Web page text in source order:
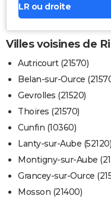
LR ou droite
Villes voisines de
Autricourt (21570)
Belan-sur-Ource
Gevrolles (21520)
Thoires (21570)
Cunfin (10360)
Lanty-sur-Aube (52120)
Montigny-sur-Aube
Grancey-sur-Ource
Mosson (21400)